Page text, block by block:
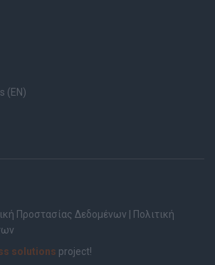
(EN)
Προστασίας Δεδομένων
Πολιτική
solutions project!